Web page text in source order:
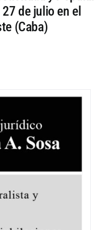
de julio en el
(Caba)